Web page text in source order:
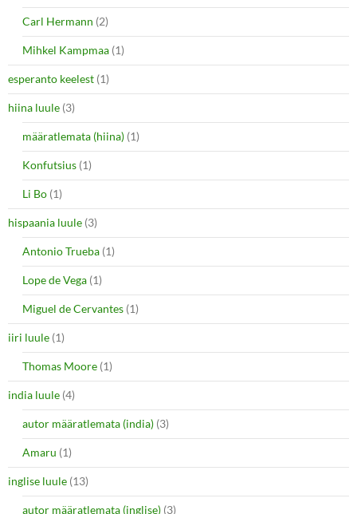
Carl Hermann (2)
Mihkel Kampmaa (1)
esperanto keelest (1)
hiina luule (3)
määratlemata (hiina) (1)
Konfutsius (1)
Li Bo (1)
hispaania luule (3)
Antonio Trueba (1)
Lope de Vega (1)
Miguel de Cervantes (1)
iiri luule (1)
Thomas Moore (1)
india luule (4)
autor määratlemata (india) (3)
Amaru (1)
inglise luule (13)
autor määratlemata (inglise) (3)